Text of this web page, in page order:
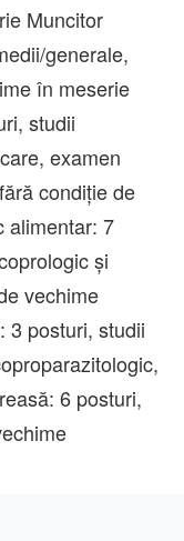
Muncitor
generale,
în meserie
studii
examen
condiție de
alimentar: 7
și
vechime
3 posturi, studii
6 posturi,